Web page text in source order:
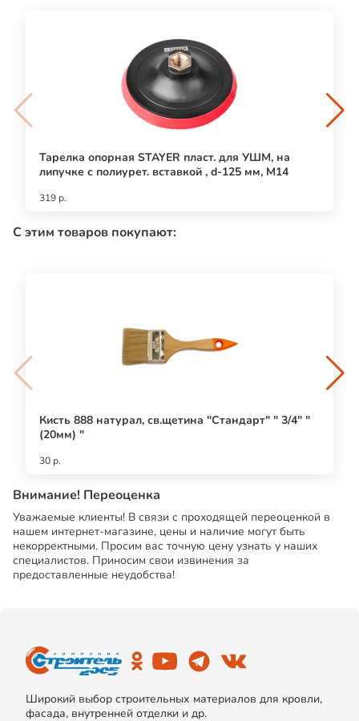
Тарелка опорная STAYER пласт. для УШМ, на
липучке с полиурет. вставкой , d-125 мм, М14
319 р.
С этим товаров покупают:
Кисть 888 натурал, св.щетина "Стандарт" " 3/4" "
(20мм) "
30 р.
Внимание! Переоценка
Уважаемые клиенты! В связи с проходящей переоценкой в
нашем интернет-магазине, цены и наличие могут быть
некорректными. Просим вас точную цену узнать у наших
специалистов. Приносим свои извинения за
предоставленные неудобства!
Широкий выбор строительных материалов для кровли,
фасада, внутренней отделки и др.